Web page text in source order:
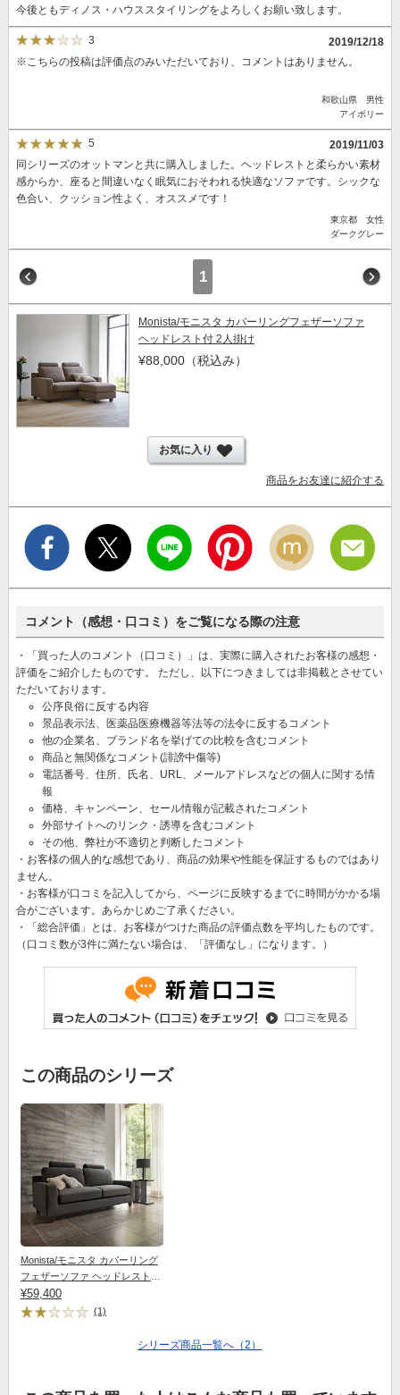
今後ともディノス・ハウススタイリングをよろしくお願い致します。
3
2019/12/18
※こちらの投稿は評価点のみいただいており、コメントはありません。
和歌山県 男性
アイボリー
5
2019/11/03
同シリーズのオットマンと共に購入しました。ヘッドレストと柔らかい素材
感からか、座ると間違いなく眠気におそわれる快適なソファです。シックな
色合い、クッション性よく、オススメです！
東京都 女性
ダークグレー
1
Monista/モニスタ カバーリングフェザーソファ
ヘッドレスト付 2人掛け
¥88,000（税込み）
お気に入り
商品をお友達に紹介する
コメント（感想・口コミ）をご覧になる際の注意
・「買った人のコメント（口コミ）」は、実際に購入されたお客様の感想・
評価をご紹介したものです。 ただし、以下につきましては非掲載とさせてい
ただいております。
公序良俗に反する内容
景品表示法、医薬品医療機器等法等の法令に反するコメント
他の企業名、ブランド名を挙げての比較を含むコメント
商品と無関係なコメント(誹謗中傷等)
電話番号、住所、氏名、URL、メールアドレスなどの個人に関する情
報
価格、キャンペーン、セール情報が記載されたコメント
外部サイトへのリンク・誘導を含むコメント
その他、弊社が不適切と判断したコメント
・お客様の個人的な感想であり、商品の効果や性能を保証するものではあり
ません。
・お客様が口コミを記入してから、ページに反映するまでに時間がかかる場
合がございます。あらかじめご了承ください。
・「総合評価」とは、お客様がつけた商品の評価点数を平均したものです。
（口コミ数が3件に満たない場合は、「評価なし」になります。）
この商品のシリーズ
Monista/モニスタ カバーリング
フェザーソファ ヘッドレスト付
3人掛け
¥59,400
(1)
シリーズ商品一覧へ（2）